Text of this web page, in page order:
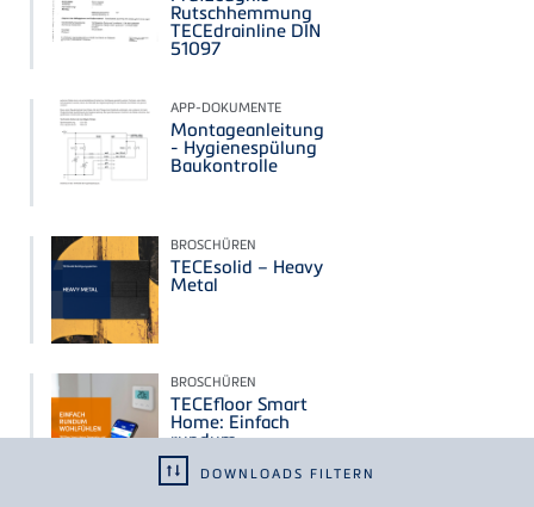
DOWNLOADS FILTERN
Rutschhemmung
TECEdrainline DIN
51097
APP-DOKUMENTE
Montageanleitung
- Hygienespülung
Baukontrolle
BROSCHÜREN
TECEsolid – Heavy
Metal
BROSCHÜREN
TECEfloor Smart
Home: Einfach
rundum
wohlfühlen